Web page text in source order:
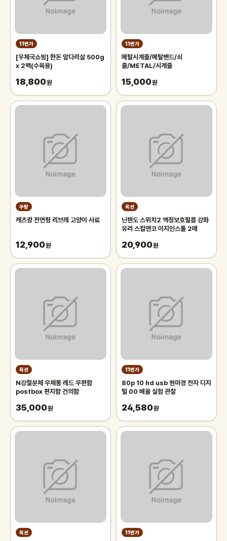
11번가
[우체국쇼핑] 한돈 앞다리살 500g
x 2팩(수육용)
18,800원
11번가
메탈시계줄/메탈밴드/쇠
줄/METAL/시계줄
15,000원
쿠팡
캐츠랑 전연령 리브레 고양이 사료
12,900원
옥션
닌텐도 스위치2 액정보호필름 강화
유리 스컬앤코 이지인스톨 2매
20,900원
옥션
N강철분체 우체통 레드 우편함
postbox 편지함 건의함
35,000원
11번가
80p 10 hd usb 현미경 전자 디지
털 00 배율 실험 관찰
24,580원
옥션 11번가